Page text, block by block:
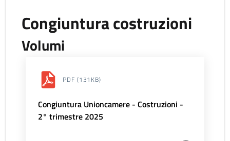
Congiuntura costruzioni
Volumi
PDF (131KB)
Congiuntura Unioncamere - Costruzioni -
2° trimestre 2025